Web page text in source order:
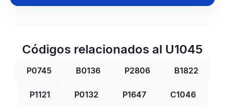
Códigos relacionados al U1045
P0745 B0136 P2806 B1822
P1121 P0132 P1647 C1046